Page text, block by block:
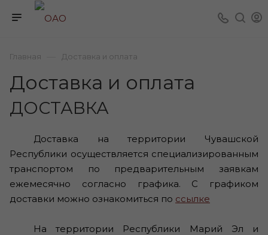
Главная Доставка и оплата
Доставка и оплата
ДОСТАВКА
Доставка на территории Чувашской
Республики осуществляется специализированным
транспортом по предварительным заявкам
ежемесячно согласно графика. С графиком
доставки можно ознакомиться по ссылке
На территории Республики Марий Эл и